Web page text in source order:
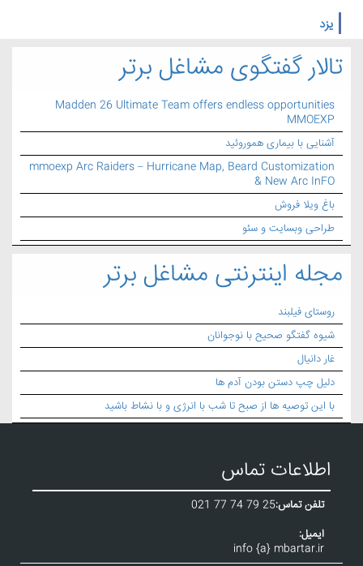
یزد
تالار گفتگوی مشاغل برتر
Madden 26 Ultimate Team offers endless opportunities
MMOEXP
آشنایی با بیماری هموروئید
mmoexp Arc Raiders – Hurricane Map, Beard Customization
& New Arc InFO
باغ ویلا فروش
طراحی وبسایت و سئو
مجله اینترنتی مشاغل برتر
روستای فیلبند
شیوه گفتگو صحیح با نوجوانان
غار دانیال
دلیل چپ دستن بودن آدم ها
با این توصیه ها از صبح تا شب با انرژی و با نشاط باشید
اطلاعات تماس
تلفن تماس:021 77 74 79 25
ایمیل:
info {a} mbartar.ir